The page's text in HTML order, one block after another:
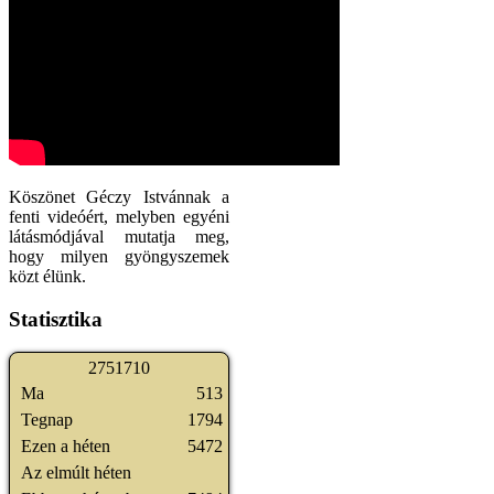
Köszönet Géczy Istvánnak a
fenti videóért, melyben egyéni
látásmódjával mutatja meg,
hogy milyen gyöngyszemek
közt élünk.
Statisztika
2751710
Ma
Tegnap
Ezen a héten
Az elmúlt héten
513
1794
5472